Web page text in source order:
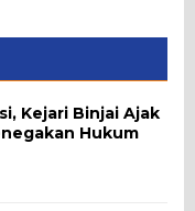
Kejari Binjai Ajak
Hukum